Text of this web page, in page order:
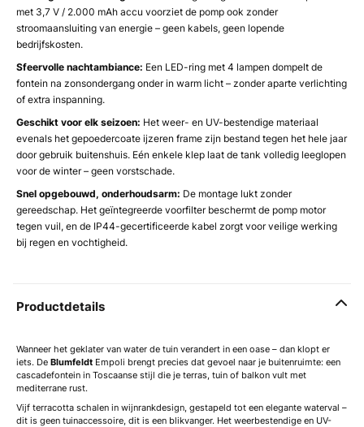
met 3,7 V / 2.000 mAh accu voorziet de pomp ook zonder
stroomaansluiting van energie – geen kabels, geen lopende
bedrijfskosten.
Sfeervolle nachtambiance: Een LED-ring met 4 lampen dompelt de
fontein na zonsondergang onder in warm licht – zonder aparte verlichting
of extra inspanning.
Geschikt voor elk seizoen: Het weer- en UV-bestendige materiaal
evenals het gepoedercoate ijzeren frame zijn bestand tegen het hele jaar
door gebruik buitenshuis. Eén enkele klep laat de tank volledig leeglopen
voor de winter – geen vorstschade.
Snel opgebouwd, onderhoudsarm: De montage lukt zonder
gereedschap. Het geïntegreerde voorfilter beschermt de pomp motor
tegen vuil, en de IP44-gecertificeerde kabel zorgt voor veilige werking
bij regen en vochtigheid.
Productdetails
Wanneer het geklater van water de tuin verandert in een oase – dan klopt er
iets. De Blumfeldt Empoli brengt precies dat gevoel naar je buitenruimte: een
cascadefontein in Toscaanse stijl die je terras, tuin of balkon vult met
mediterrane rust.
Vijf terracotta schalen in wijnrankdesign, gestapeld tot een elegante waterval –
dit is geen tuinaccessoire, dit is een blikvanger. Het weerbestendige en UV-